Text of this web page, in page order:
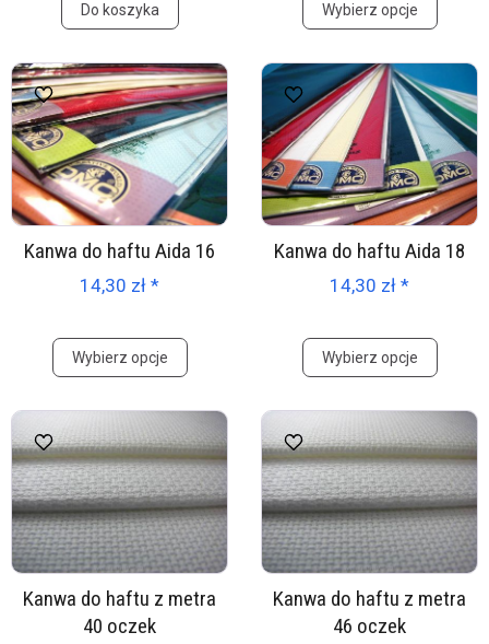
Do koszyka Wybierz opcje
Kanwa do haftu Aida 16
14,30 zł *
Wybierz opcje
Kanwa do haftu Aida 18
14,30 zł *
Wybierz opcje
Kanwa do haftu z metra
40 oczek
Kanwa do haftu z metra
46 oczek